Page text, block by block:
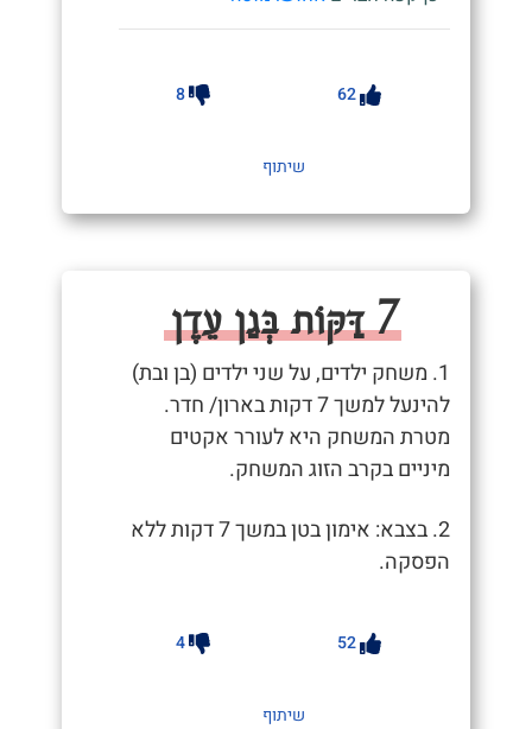
62
8
שיתוף
7 דַּקּוֹת בְּגַן עֵדֶן
1. משחק ילדים, על שני ילדים (בן ובת)
להינעל למשך 7 דקות בארון/ חדר.
מטרת המשחק היא לעורר אקטים
מיניים בקרב הזוג המשחק.
2. בצבא: אימון בטן במשך 7 דקות ללא
הפסקה.
52
4
שיתוף